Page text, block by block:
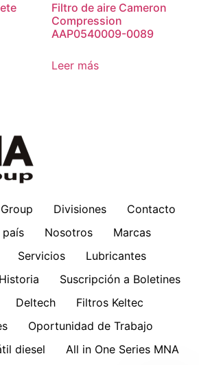
Filtro de aire Cameron
Compression
AAP0540009-0089
Leer más
Divisiones
Contacto
país
Nosotros
Marcas
Servicios
Lubricantes
Historia
Suscripción a Boletines
Deltech
Filtros Keltec
Oportunidad de Trabajo
diesel
All in One Series MNA